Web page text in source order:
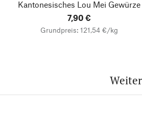
Kantonesisches Lou Mei Gewürze
7,90 €
Grundpreis: 121,54 €/kg